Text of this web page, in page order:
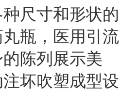
尺寸和形状的
瓶，医用引流
陈列展示美
坏吹塑成型设